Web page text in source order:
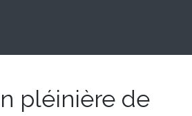
pléinière de